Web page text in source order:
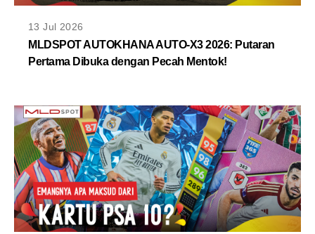
13 Jul 2026
MLDSPOT AUTOKHANA AUTO-X3 2026: Putaran
Pertama Dibuka dengan Pecah Mentok!